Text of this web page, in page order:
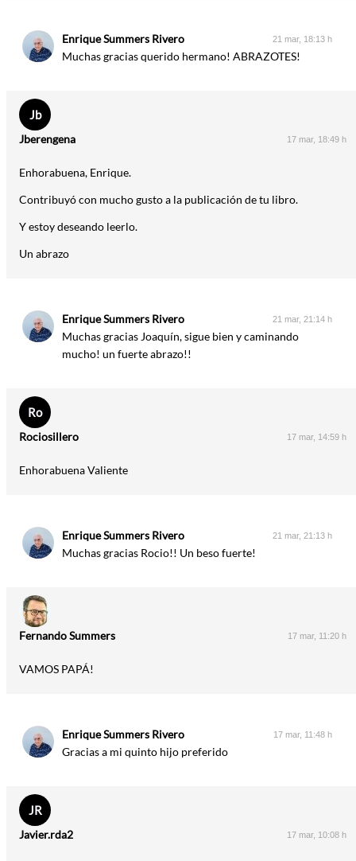
Enrique Summers Rivero 21 mar, 18:13 h
Muchas gracias querido hermano! ABRAZOTES!
Jb
Jberengena 17 mar, 18:49 h
Enhorabuena, Enrique.
Contribuyó con mucho gusto a la publicación de tu libro.
Y estoy deseando leerlo.
Un abrazo
Enrique Summers Rivero 21 mar, 21:14 h
Muchas gracias Joaquín, sigue bien y caminando
mucho! un fuerte abrazo!!
Ro
Rociosillero 17 mar, 14:59 h
Enhorabuena Valiente
Enrique Summers Rivero 21 mar, 21:13 h
Muchas gracias Rocio!! Un beso fuerte!
Fernando Summers 17 mar, 11:20 h
VAMOS PAPÁ!
Enrique Summers Rivero 17 mar, 11:48 h
Gracias a mi quinto hijo preferido
JR
Javier.rda2 17 mar, 10:08 h